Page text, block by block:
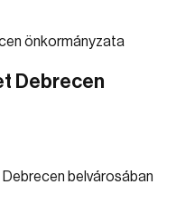
Debrecen